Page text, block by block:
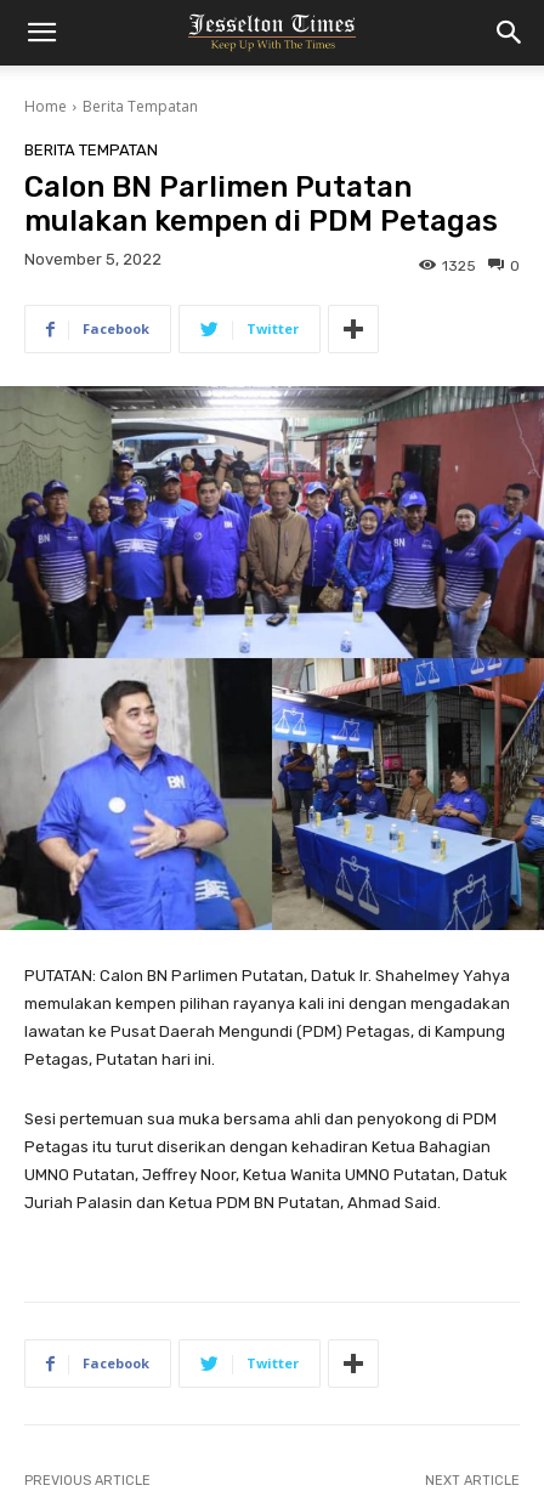
Home Berita Tempatan
BERITA TEMPATAN
Calon BN Parlimen Putatan
mulakan kempen di PDM Petagas
November 5, 2022 0
1325
Facebook Twitter
PUTATAN: Calon BN Parlimen Putatan, Datuk Ir. Shahelmey Yahya
memulakan kempen pilihan rayanya kali ini dengan mengadakan
lawatan ke Pusat Daerah Mengundi (PDM) Petagas, di Kampung
Petagas, Putatan hari ini.
Sesi pertemuan sua muka bersama ahli dan penyokong di PDM
Petagas itu turut diserikan dengan kehadiran Ketua Bahagian
UMNO Putatan, Jeffrey Noor, Ketua Wanita UMNO Putatan, Datuk
Juriah Palasin dan Ketua PDM BN Putatan, Ahmad Said.
Facebook Twitter
PREVIOUS ARTICLE NEXT ARTICLE